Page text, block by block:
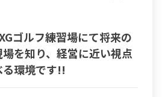
ゴルフ練習場にて将来の
を知り、経営に近い視点
環境です!!